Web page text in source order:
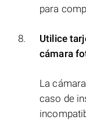
para
Utilice
cámara
La
caso de